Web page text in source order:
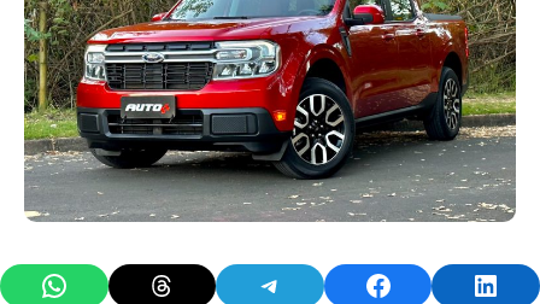
Share on WhatsAppShare on ThreadsShare on TelegramShare on Facebook